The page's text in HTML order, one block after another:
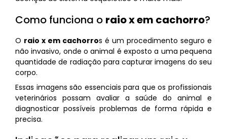
Como funciona o raio x em cachorro?
O raio x em cachorros é um procedimento seguro e
não invasivo, onde o animal é exposto a uma pequena
quantidade de radiação para capturar imagens do seu
corpo.
Essas imagens são essenciais para que os profissionais
veterinários possam avaliar a saúde do animal e
diagnosticar possíveis problemas de forma rápida e
precisa.